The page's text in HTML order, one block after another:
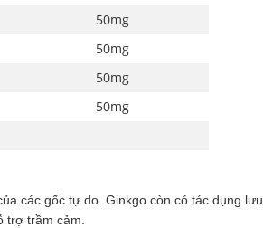
50mg
50mg
50mg
50mg
các gốc tự do. Ginkgo còn có tác dụng lưu
trợ trầm cảm.